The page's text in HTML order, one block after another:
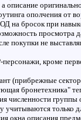
описание
ополчения от
на бросок при
просмотра
покупки не
кроме
(прибрежные
бронетехника"
численности группы
учитываются только
окна описания